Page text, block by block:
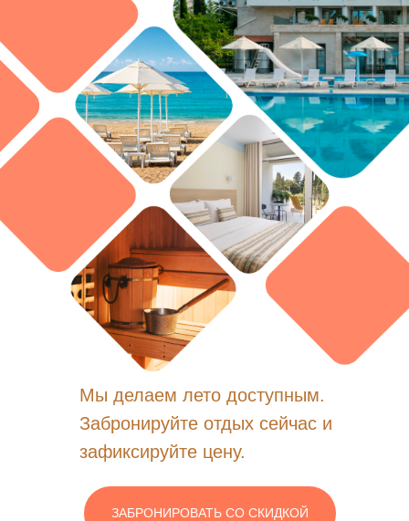
ЗАБРОНИРОВАТЬ СО СКИДКОЙ
Мы делаем лето доступным.
Забронируйте отдых сейчас и
зафиксируйте цену.